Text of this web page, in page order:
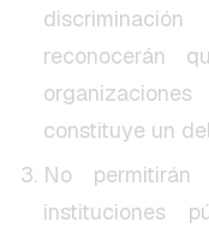
reconocerán
constituye un
No
instituciones